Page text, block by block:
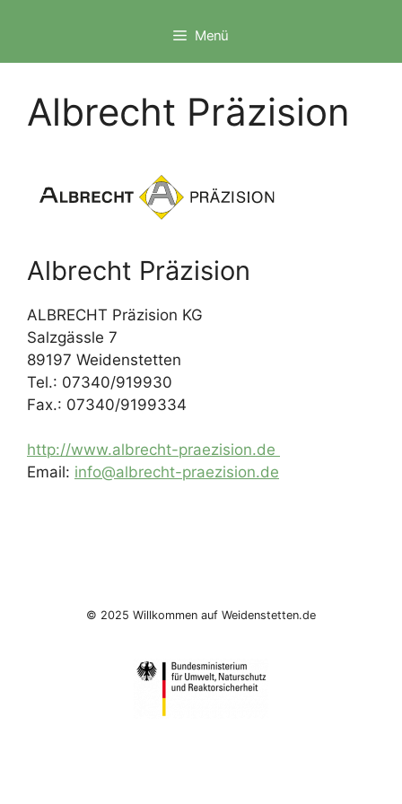
Menü
Albrecht Präzision
Albrecht Präzision
ALBRECHT Präzision KG
Salzgässle 7
89197 Weidenstetten
Tel.: 07340/919930
Fax.: 07340/9199334
http://www.albrecht-praezision.de
Email: info@albrecht-praezision.de
© 2025 Willkommen auf Weidenstetten.de